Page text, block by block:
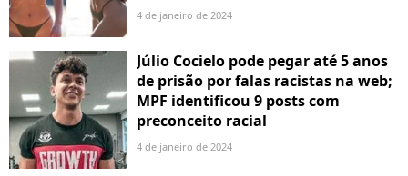
4 de janeiro de 2024
Júlio Cocielo pode pegar até 5 anos
de prisão por falas racistas na web;
MPF identificou 9 posts com
preconceito racial
4 de janeiro de 2024